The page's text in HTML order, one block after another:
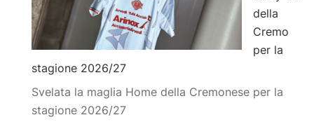
della
Cremo
per la
stagione 2026/27
Svelata la maglia Home della Cremonese per la
stagione 2026/27